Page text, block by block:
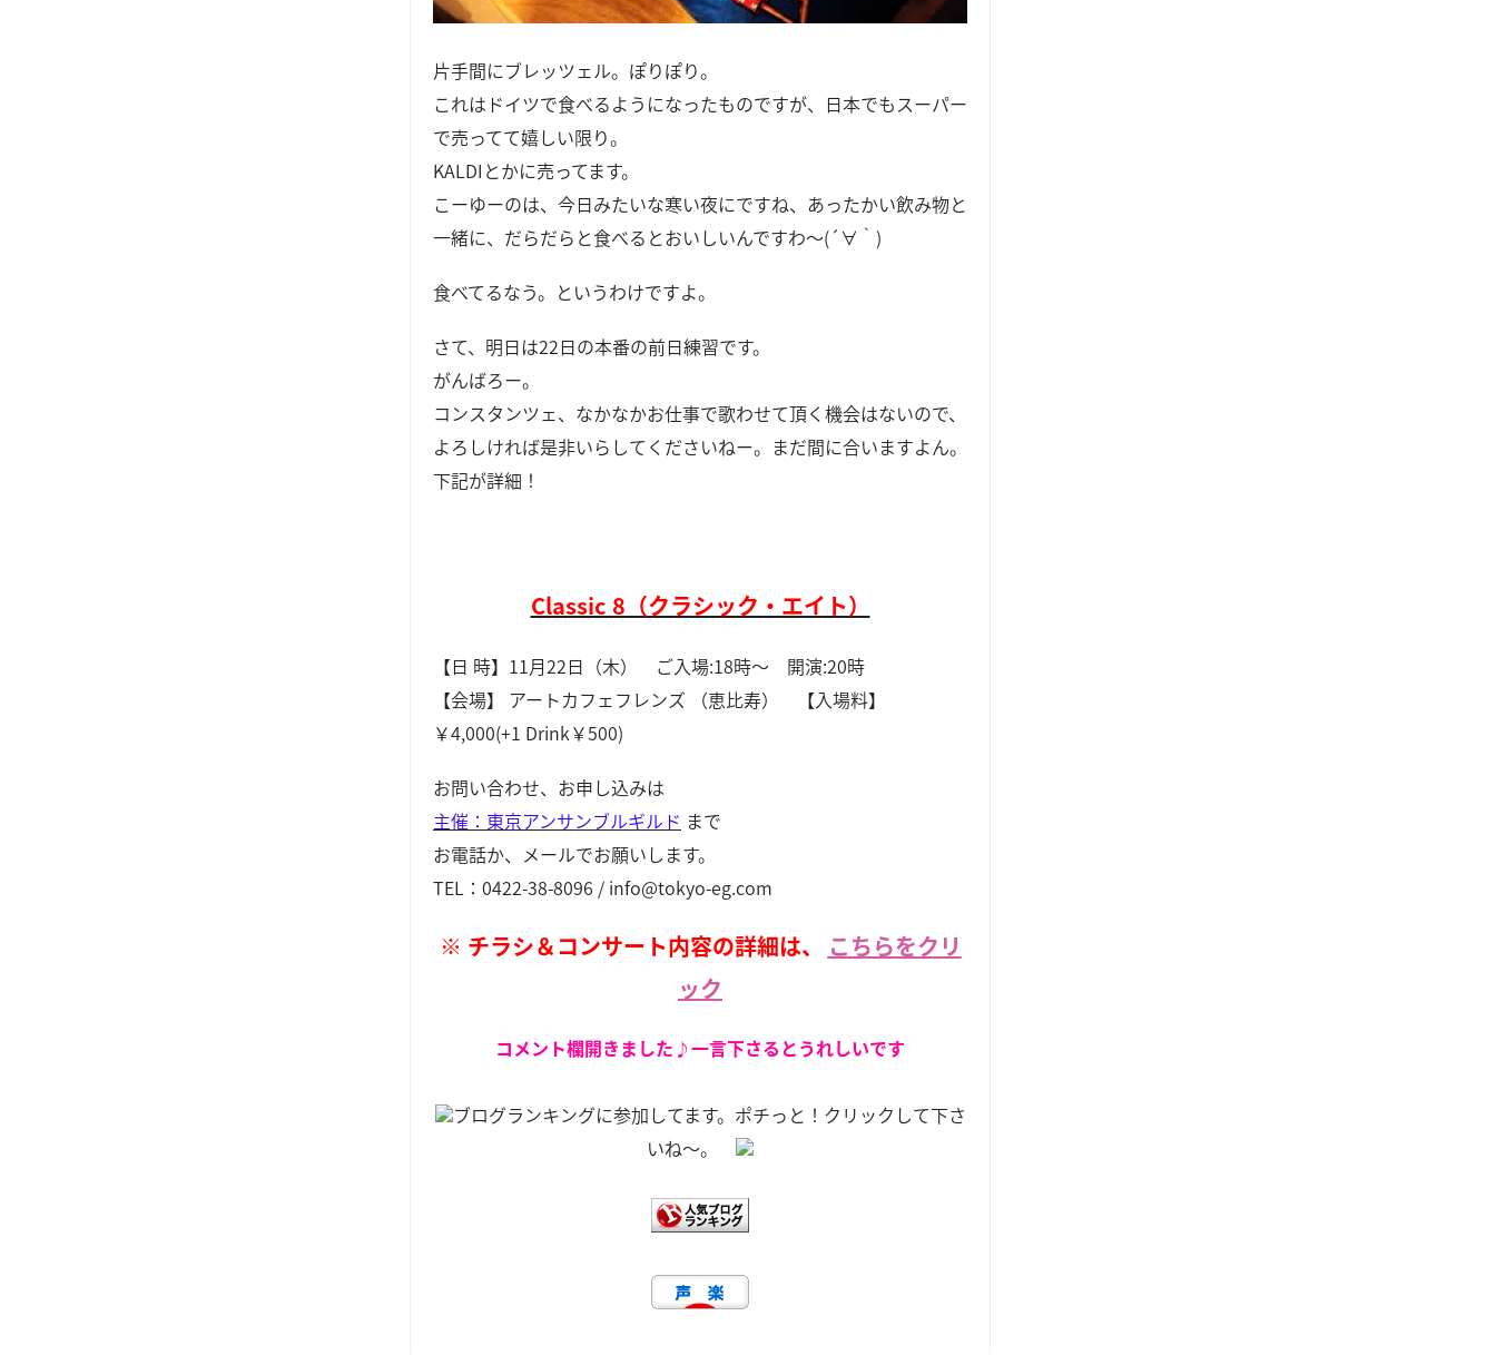
片手間にブレッツェル。ぽりぽり。
これはドイツで食べるようになったものですが、日本でもスーパー
で売ってて嬉しい限り。
KALDIとかに売ってます。
こーゆーのは、今日みたいな寒い夜にですね、あったかい飲み物と
一緒に、だらだらと食べるとおいしいんですわ～(´∀｀)
食べてるなう。というわけですよ。
さて、明日は22日の本番の前日練習です。
がんばろー。
コンスタンツェ、なかなかお仕事で歌わせて頂く機会はないので、
よろしければ是非いらしてくださいねー。まだ間に合いますよん。
下記が詳細！
Classic 8（クラシック・エイト）
【日 時】11月22日（木） ご入場:18時～ 開演:20時
【会場】 アートカフェフレンズ （恵比寿） 【入場料】
￥4,000(+1 Drink￥500)
お問い合わせ、お申し込みは
主催：東京アンサンブルギルド まで
お電話か、メールでお願いします。
TEL：0422-38-8096 / info@tokyo-eg.com
※ チラシ＆コンサート内容の詳細は、
こちらをクリ
ック
コメント欄開きました♪一言下さるとうれしいです
ブログランキングに参加してます。ポチっと！クリックして下さ
いね～。